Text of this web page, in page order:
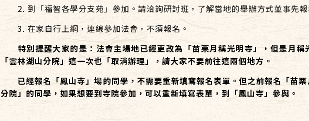
2. 到「福智各學分支苑」參加。請洽詢研討班，了解當地的舉辦方式並事先
3. 在家自行上網，連線參加法會，不須報名。
特別提醒大家的是：法會主場地已經更改為「苗栗月稱光明寺」，但是月
「雲林湖山分院」這一次也「取消辦理」，請大家不要前往這兩個地方。
已經報名「鳳山寺」場的同學，不需要重新填寫報名表單。但之前報名「苗栗
分院」的同學，如果想要到寺院參加，可以重新填寫表單，到「鳳山寺」參與。